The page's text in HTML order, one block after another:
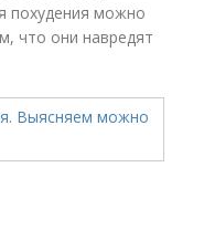
похудения можно
что они навредят